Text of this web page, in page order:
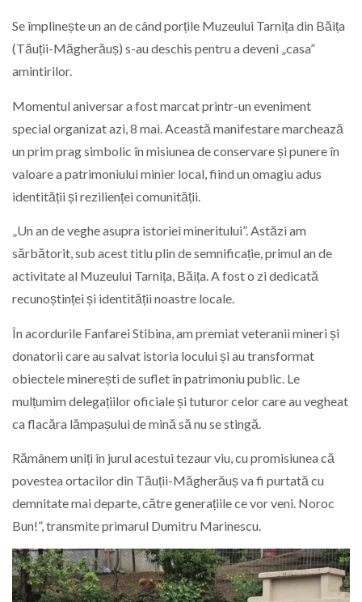
Se împlinește un an de când porțile Muzeului Tarnița din Băița
(Tăuții-Măgherăuș) s-au deschis pentru a deveni „casa”
amintirilor.
Momentul aniversar a fost marcat printr-un eveniment
special organizat azi, 8 mai. Această manifestare marchează
un prim prag simbolic în misiunea de conservare și punere în
valoare a patrimoniului minier local, fiind un omagiu adus
identității și rezilienței comunității.
„Un an de veghe asupra istoriei mineritului”. Astăzi am
sărbătorit, sub acest titlu plin de semnificație, primul an de
activitate al Muzeului Tarnița, Băița. A fost o zi dedicată
recunoștinței și identității noastre locale.
În acordurile Fanfarei Stibina, am premiat veteranii mineri și
donatorii care au salvat istoria locului și au transformat
obiectele minerești de suflet în patrimoniu public. Le
mulțumim delegațiilor oficiale și tuturor celor care au vegheat
ca flacăra lămpașului de mină să nu se stingă.
Rămânem uniți în jurul acestui tezaur viu, cu promisiunea că
povestea ortacilor din Tăuții-Măgherăuș va fi purtată cu
demnitate mai departe, către generațiile ce vor veni. Noroc
Bun!”, transmite primarul Dumitru Marinescu.